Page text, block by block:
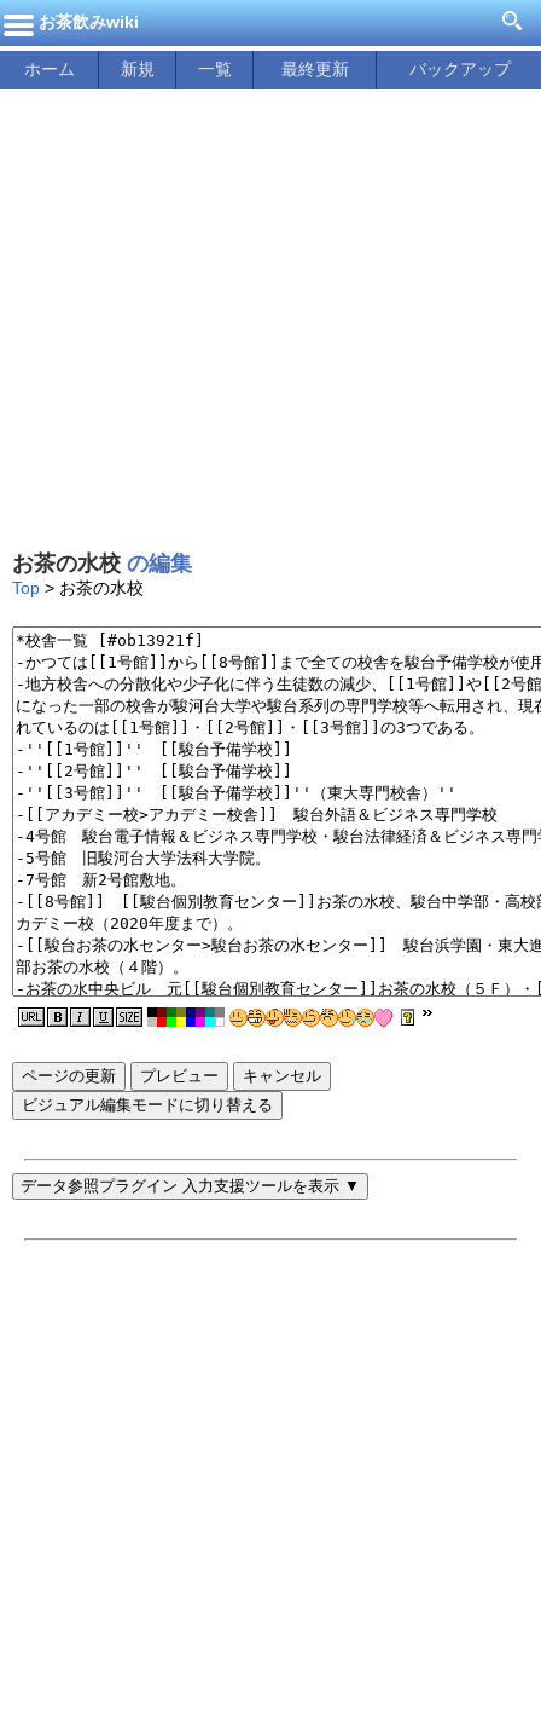
お茶飲みwiki
ホーム 新規 一覧 最終更新 バックアップ
お茶の水校 の編集
Top > お茶の水校
ページの更新
ビジュアル編集モードに切り替える
データ参照プラグイン 入力支援ツールを表示 ▼